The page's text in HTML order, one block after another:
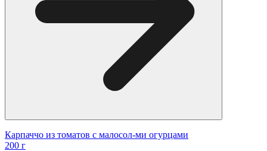
Карпаччо из томатов с малосол-ми огурцами
200 г